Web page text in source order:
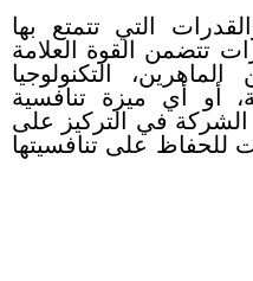
التي تتمتع بها
تتضمن القوة العلامة
الماهرين، التكنولوجيا
أو أي ميزة تنافسية
الشركة في التركيز على
للحفاظ على تنافسيتها